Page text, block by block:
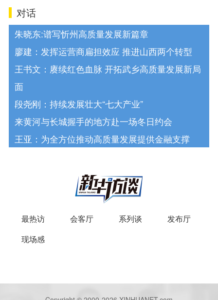
对话
朱晓东:谱写忻州高质量发展新篇章
廖建：发挥运营商扁担效应 推进山西两个转型
王书文：赓续红色血脉 开拓武乡高质量发展新局
面
段尧刚：持续发展壮大“七大产业”
来黄河与长城握手的地方赴一场冬日约会
王亚：为全方位推动高质量发展提供金融支撑
最热访 会客厅 系列谈
发布厅
现场感